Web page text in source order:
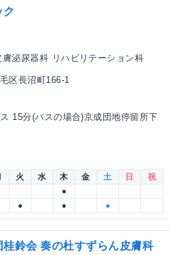
ク
泌尿器科 リハビリテーション科
区長沼町166-1
15分(バスの場合)京成団地停留所下
火 水 木 金 土 日
祝
●
● ● ●
桂鈴会 奏の杜すずらん皮膚科